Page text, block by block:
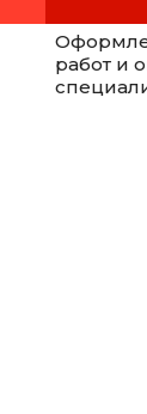
работ и